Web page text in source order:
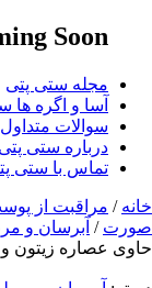
Soon....
مجله ستی پتی
آسا و اگره ها
سوالات متداول
درباره ستی پتی
تماس با ستی
خانه / مراقبت از
صورت / آبرسان و
حاوی عصاره زیتون و